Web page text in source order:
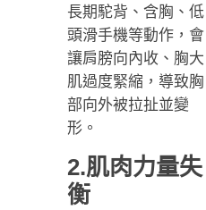
長期駝背、含胸、低
頭滑手機等動作，會
讓肩膀向內收、胸大
肌過度緊縮，導致胸
部向外被拉扯並變
形。
2.肌肉力量失
衡